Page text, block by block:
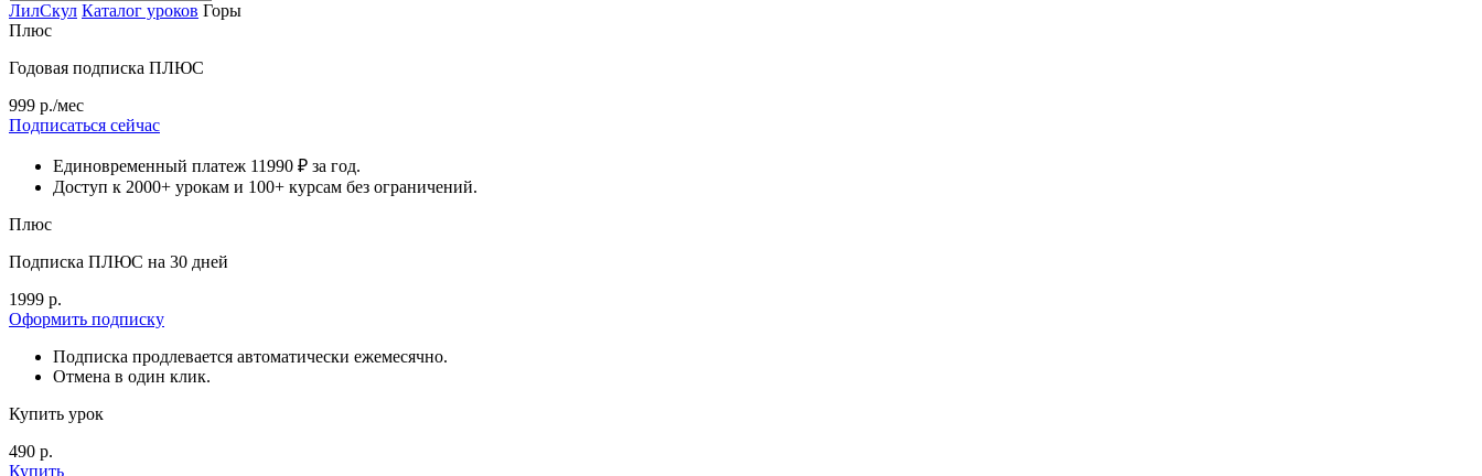
ЛилСкул Каталог уроков Горы
Плюс
Годовая подписка ПЛЮС
999 р./мес
Подписаться сейчас
Единовременный платеж 11990 ₽ за год.
Доступ к 2000+ урокам и 100+ курсам без ограничений.
Плюс
Подписка ПЛЮС на 30 дней
1999 р.
Оформить подписку
Подписка продлевается автоматически ежемесячно.
Отмена в один клик.
Купить урок
490 р.
Купить